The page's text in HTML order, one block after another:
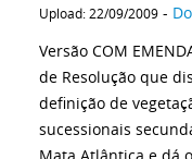
Upload: 22/09/2009 -
Versão COM
de Resolução que
definição de
sucessionais